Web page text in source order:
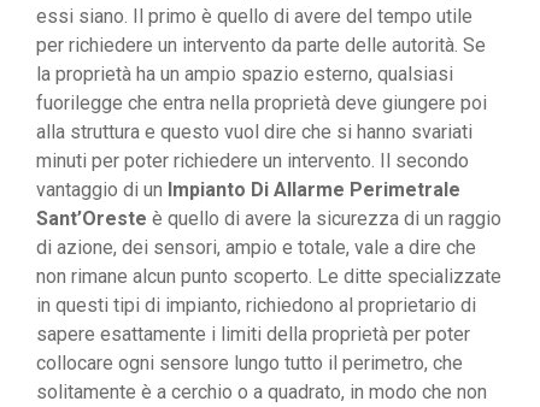
essi siano. Il primo è quello di avere del tempo utile
per richiedere un intervento da parte delle autorità. Se
la proprietà ha un ampio spazio esterno, qualsiasi
fuorilegge che entra nella proprietà deve giungere poi
alla struttura e questo vuol dire che si hanno svariati
minuti per poter richiedere un intervento. Il secondo
vantaggio di un Impianto Di Allarme Perimetrale
Sant’Oreste è quello di avere la sicurezza di un raggio
di azione, dei sensori, ampio e totale, vale a dire che
non rimane alcun punto scoperto. Le ditte specializzate
in questi tipi di impianto, richiedono al proprietario di
sapere esattamente i limiti della proprietà per poter
collocare ogni sensore lungo tutto il perimetro, che
solitamente è a cerchio o a quadrato, in modo che non